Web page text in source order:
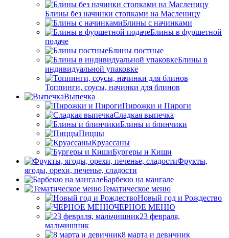
Блины без начинки стопками на Масленицу
Блины с начинками
Блины в фуршетной
подаче
Блины постные
Блины в
индивидуальной упаковке
Топпинги, соусы, начинки для блинов
Выпечка
Пирожки и Пироги
Сладкая выпечка
Блины и блинчики
Пиццы
Круасcаны
Бургеры и Киши
Фрукты,
ягоды, орехи, печенье, сладости
Барбекю на мангале
Тематическое меню
Новый год и Рождество
ЧЕРНОЕ МЕНЮ
23 февраля,
мальчишник
8 марта и девичник